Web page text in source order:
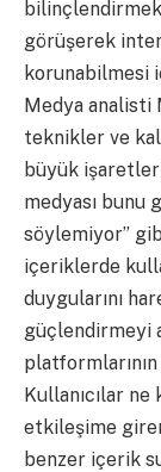
görüşerek
korunabilmesi
Medya analisti
teknikler ve
büyük
medyası bunu
söylemiyor”
içeriklerde
duygularını
güçlendirmeyi
Kullanıcılar
etkileşime
benzer içerik